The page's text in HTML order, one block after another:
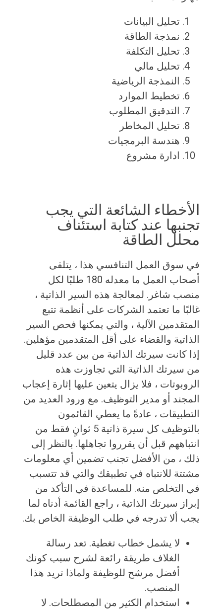
تحليل البيانات
نمذجة الطاقة
تحليل التكلفة
تحليل مالي
النمذجة الرياضية
تخطيط الموارد
التدقيق المطلوب
تحليل المخاطر
هندسة البرمجيات
ادارة مشروع
الأخطاء الشائعة التي يجب
تجنبها عند كتابة استئناف
محلل الطاقة
في سوق العمل التنافسي هذا ، يتلقى
أصحاب العمل ما معدله 180 طلبًا لكل
منصب شاغر. لمعالجة هذه السير الذاتية ،
غالبًا ما تعتمد الشركات على أنظمة تتبع
المتقدمين الآلية ، والتي يمكنها فحص السير
الذاتية والقضاء على أقل المتقدمين مؤهلين.
إذا كانت سيرتك الذاتية من بين عدد قليل
من سيرتك الذاتية التي تجاوزت هذه
الروبوتات ، فلا يزال يتعين عليها إثارة إعجاب
المجند أو مدير التوظيف. مع ورود العديد من
التطبيقات ، عادةً ما يعطي القائمون
بالتوظيف كل سيرة ذاتية 5 ثوانٍ فقط من
انتباههم قبل أن يقرروا تجاهلها. بالنظر إلى
ذلك ، من الأفضل تجنب تضمين أي معلومات
مشتتة للانتباه في تطبيقك والتي قد تتسبب
في التخلص منه. للمساعدة في التأكد من
إبراز سيرتك الذاتية ، راجع القائمة أدناه لما
يجب ألا تدرجه في طلب الوظيفة الخاص بك.
لا يشمل خطاب تغطية. تعد رسالة
الغلاف طريقة رائعة لشرح سبب كونك
أفضل مرشح للوظيفة ولماذا تريد هذا
المنصب.
استخدام الكثير من المصطلحات. لا